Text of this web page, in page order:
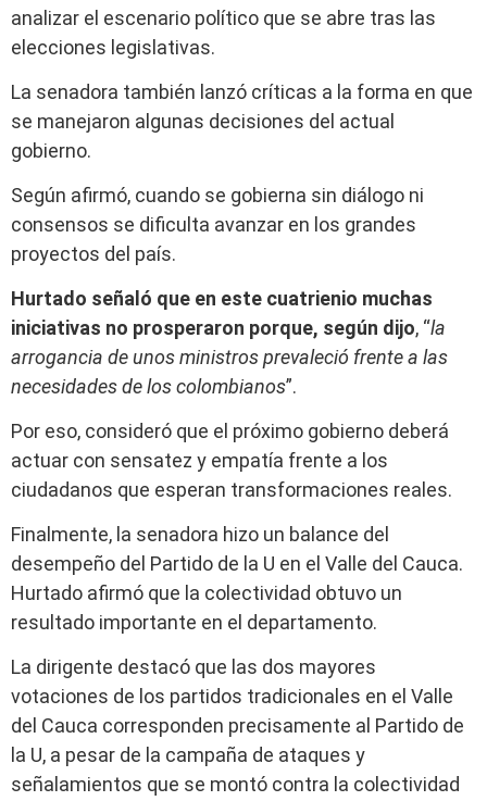
analizar el escenario político que se abre tras las
elecciones legislativas.
La senadora también lanzó críticas a la forma en que
se manejaron algunas decisiones del actual
gobierno.
Según afirmó, cuando se gobierna sin diálogo ni
consensos se dificulta avanzar en los grandes
proyectos del país.
Hurtado señaló que en este cuatrienio muchas
iniciativas no prosperaron porque, según dijo, “la
arrogancia de unos ministros prevaleció frente a las
necesidades de los colombianos”.
Por eso, consideró que el próximo gobierno deberá
actuar con sensatez y empatía frente a los
ciudadanos que esperan transformaciones reales.
Finalmente, la senadora hizo un balance del
desempeño del Partido de la U en el Valle del Cauca.
Hurtado afirmó que la colectividad obtuvo un
resultado importante en el departamento.
La dirigente destacó que las dos mayores
votaciones de los partidos tradicionales en el Valle
del Cauca corresponden precisamente al Partido de
la U, a pesar de la campaña de ataques y
señalamientos que se montó contra la colectividad